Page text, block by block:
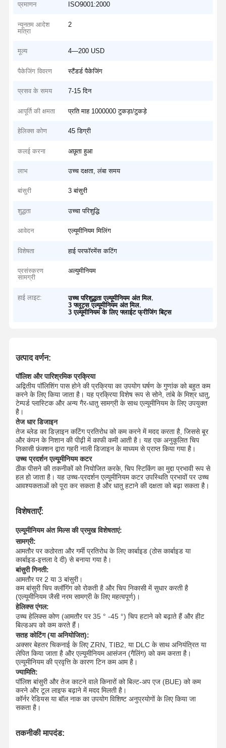
प्रमाणन ISO9001:2000
न्यूनतम आदेश
मात्रा
2
मूल्य 4—200 USD
पैकेजिंग विवरण स्टैंडर्ड पैकेजिंग
प्रसव के समय 7-15 दिन
आपूर्ति की क्षमता प्रति माह 1000000 टुकड़ा/टुकड़े
हेलिक्स कोण 45 डिग्री
कलई करना अछूता हुआ
लाभ उच्च दक्षता, लंबा समय
बांसुरी 3 बांसुरी
शुद्धता उच्चा परिशुद्धि
आवेदन एल्यूमीनियम मिलिंग
विशेषता हाई परफॉरमेंस कटिंग
प्रसंस्करण
सामग्री
अल्युमीनियम
हाई लाइट: उच्च परिशुद्धता एल्यूमीनियम अंत मिल,
3 फ्लूट्स एल्यूमीनियम अंत मिल,
3 एल्यूमीनियम के लिए फ्लाईट फ्रीजिंग बिट्स
उत्पाद वर्णन:
पॉलिश और पारिश्रमिक प्रक्रिया
अद्वितीय पॉलिशिंग पास होने की प्रक्रिया का उपयोग घर्षण के गुणांक को बहुत कम
करने के लिए किया जाता है। यह प्रक्रिया विशेष रूप से सोने, तांबे के मिश्र धातु,
टेम्पर्ड प्लास्टिक और अन्य गैर-धातु सामग्री के साथ एल्यूमीनियम के लिए उपयुक्त
है।
तेज धार डिजाइन
तेज ब्लेड का डिज़ाइन कटिंग प्रतिरोध को कम करने में मदद करता है, जिससे बूर
और कंपन के निशान की पीढ़ी में काफी कमी आती है। यह एक अनुकूलित चिप
निकासी फ़ंक्शन द्वारा गहरी नाली डिजाइन के माध्यम से प्राप्त किया गया है।
उच्च प्रदर्शन एल्यूमीनियम कटर
ठीक पीसने की तकनीकों को नियोजित करके, चिप स्टिकिंग का मुद्दा प्रभावी रूप से
हल हो जाता है। यह उच्च-प्रदर्शन एल्यूमीनियम कटर उपस्थिति प्रभावों पर उच्च
आवश्यकताओं को पूरा कर सकता है और धातु हटाने की दक्षता को बढ़ा सकता है।
विशेषताएँ:
एल्यूमीनियम अंत मिल्स की प्रमुख विशेषताएं:
सामग्री:
आमतौर पर कठोरता और गर्मी प्रतिरोध के लिए कार्बाइड (ठोस कार्बाइड या
कार्बाइड-इत्तला दे दी) से बनाया गया है।
बांसुरी गिनती:
आमतौर पर 2 या 3 बांसुरी।
कम बांसुरी चिप क्लॉगिंग को रोकती है और चिप निकासी में सुधार करती है
(एल्यूमीनियम जैसी नरम सामग्री के लिए महत्वपूर्ण)।
हेलिक्स एंगल:
उच्च हेलिक्स कोण (आमतौर पर 35 ° -45 °) चिप हटाने को बढ़ाते हैं और हीट
बिल्डअप को कम करते हैं।
सतह कोटिंग (या अनियोजित):
अक्सर बेहतर चिकनाई के लिए ZRN, TIB2, या DLC के साथ अनियंत्रित या
लेपित किया जाता है और एल्यूमीनियम आसंजन (गैलिंग) को कम करता है।
एल्यूमीनियम की प्रवृत्ति के कारण टिन कम आम है।
ज्यामिति:
पॉलिश बांसुरी और तेज काटने वाले किनारों को बिल्ट-अप एज (BUE) को कम
करने और टूल लाइफ बढ़ाने में मदद मिलती है।
कॉर्नर रेडियस या बॉल नाक का उपयोग विशिष्ट अनुप्रयोगों के लिए किया जा
सकता है।
तकनीकी मापदंड: